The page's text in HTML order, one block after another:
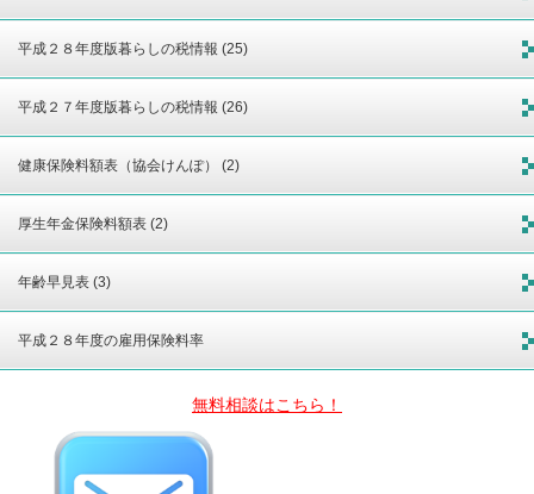
平成２８年度版暮らしの税情報 (25)
平成２７年度版暮らしの税情報 (26)
健康保険料額表（協会けんぽ） (2)
厚生年金保険料額表 (2)
年齢早見表 (3)
平成２８年度の雇用保険料率
無料相談はこちら！